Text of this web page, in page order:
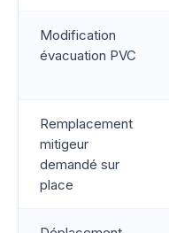
Modification
évacuation PVC
Remplacement
mitigeur
demandé sur
place